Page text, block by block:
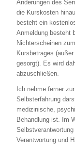
Änderungen des
die Kurskosten
besteht ein
Anmeldung besteht
Nichterscheinen
Kursbetrages
gesorgt). Es wird
abzuschließen.
Ich nehme ferner
Selbsterfahrung
medizinische,
Behandlung ist. Im
Verantwortung und